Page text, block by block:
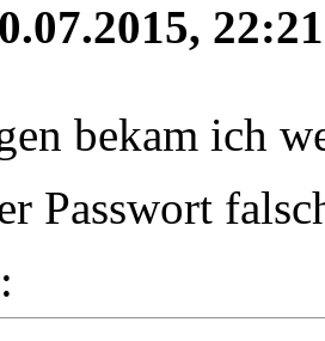
22:21
bekam ich
Passwort